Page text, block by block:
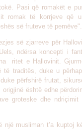
Pasi që romakët e
romak të korrjeve që
së fruteve të pemëve".
së zjarreve për
ndërsa koncepti i
ritet e Hallovinit.
të traditës, duke u
përfshirë frutat,
është edhe
groteske dhe
një musliman t’a kuptoj